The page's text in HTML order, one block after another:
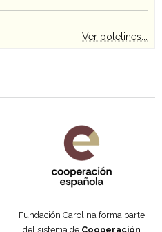
Ver boletines...
Fundación Carolina forma parte
del sistema de Cooperación